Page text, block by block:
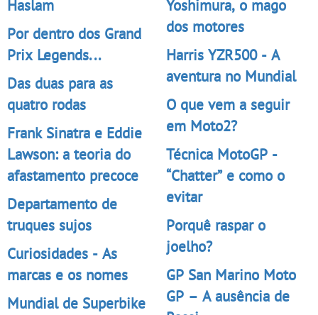
Haslam
Por dentro dos Grand
Prix Legends...
Das duas para as
quatro rodas
Frank Sinatra e Eddie
Lawson: a teoria do
afastamento precoce
Departamento de
truques sujos
Curiosidades - As
marcas e os nomes
Mundial de Superbike
Yoshimura, o mago
dos motores
Harris YZR500 - A
aventura no Mundial
O que vem a seguir
em Moto2?
Técnica MotoGP -
“Chatter” e como o
evitar
Porquê raspar o
joelho?
GP San Marino Moto
GP – A ausência de